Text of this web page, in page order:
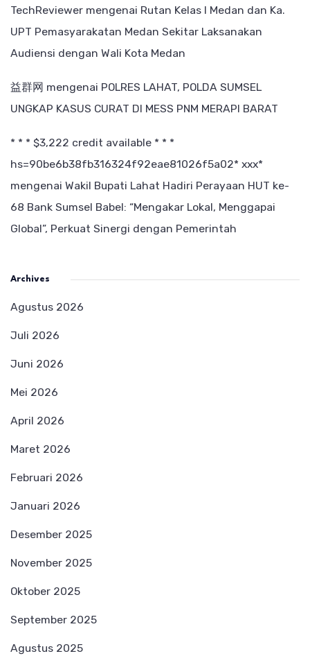
TechReviewer mengenai Rutan Kelas I Medan dan Ka.
UPT Pemasyarakatan Medan Sekitar Laksanakan
Audiensi dengan Wali Kota Medan
益群网 mengenai POLRES LAHAT, POLDA SUMSEL
UNGKAP KASUS CURAT DI MESS PNM MERAPI BARAT
* * * $3,222 credit available * * *
hs=90be6b38fb316324f92eae81026f5a02* ххх*
mengenai Wakil Bupati Lahat Hadiri Perayaan HUT ke-
68 Bank Sumsel Babel: “Mengakar Lokal, Menggapai
Global”, Perkuat Sinergi dengan Pemerintah
Archives
Agustus 2026
Juli 2026
Juni 2026
Mei 2026
April 2026
Maret 2026
Februari 2026
Januari 2026
Desember 2025
November 2025
Oktober 2025
September 2025
Agustus 2025